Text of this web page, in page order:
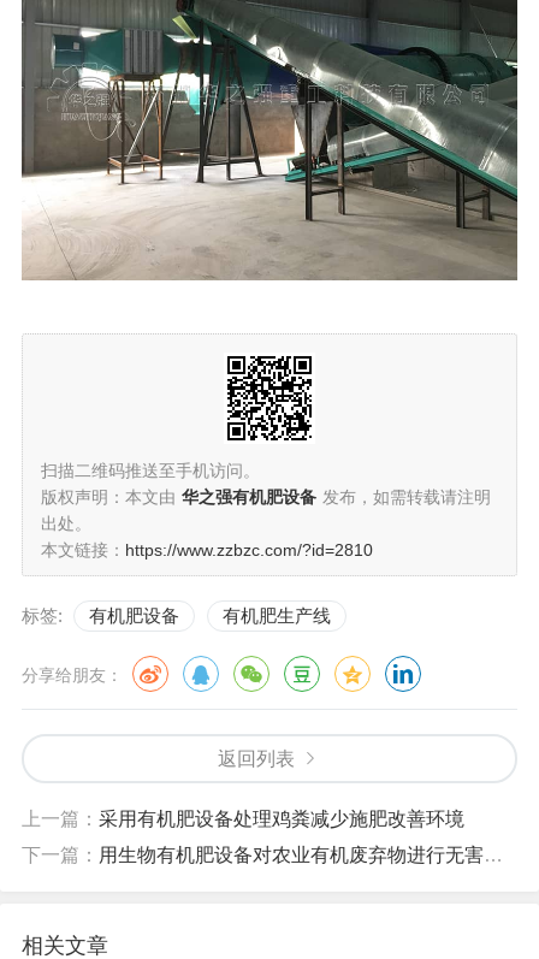
扫描二维码推送至手机访问。
版权声明：本文由 华之强有机肥设备 发布，如需转载请注明
出处。
本文链接： https://www.zzbzc.com/?id=2810
标签: 有机肥设备 有机肥生产线
分享给朋友：
返回列表
上一篇： 采用有机肥设备处理鸡粪减少施肥改善环境
下一篇： 用生物有机肥设备对农业有机废弃物进行无害化处理
相关文章